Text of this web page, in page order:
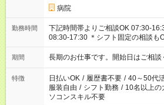
病院
勤務時間
下記時間帯よりご相談OK
08:30-17:30 ＊シフト固定の相談も
期間 長期のお仕事です。開始日はご相
特徴 日払いOK / 履歴書不要 / 40～50代
服装自由 / シフト勤務 / 10名以上の
ソコンスキル不要